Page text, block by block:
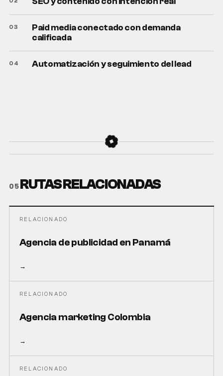
Paid media conectado con demanda
calificada
Automatización y seguimiento del lead
05RUTAS RELACIONADAS
RELACIONADO
Agencia de publicidad en Panamá
→
RELACIONADO
Agencia marketing Colombia
→
RELACIONADO